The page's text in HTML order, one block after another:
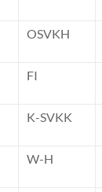
OSVKH
FI
K-SVKK
W-H